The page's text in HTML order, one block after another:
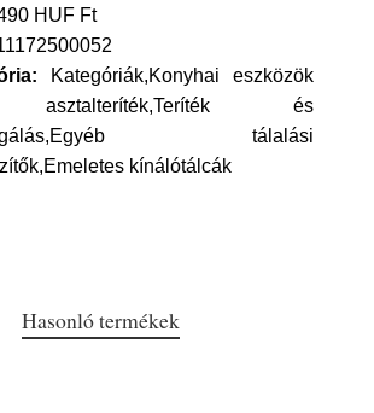
HUF Ft
Kategóriák,Konyhai eszközök
és
tálalási
kínálótálcák
Hasonló termékek